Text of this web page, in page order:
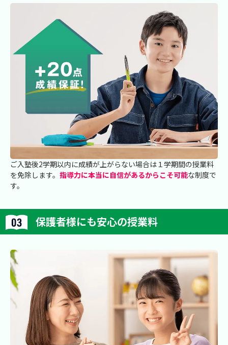
ご入塾後2学期以内に成績が上がらない場合は１学期間の授業料
を免除します。 指導力に本当に自信があるからこそ可能な制度で
す。
保護者様にも安心の授業料